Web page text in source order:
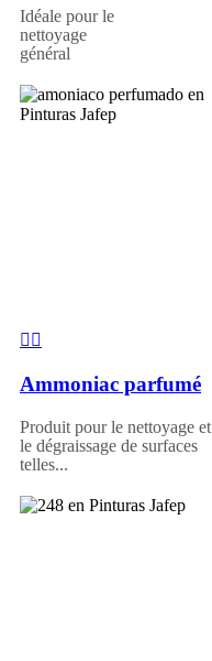
Idéale pour le
nettoyage
général
Ammoniac parfumé
Produit pour le nettoyage et
le dégraissage de surfaces
telles...